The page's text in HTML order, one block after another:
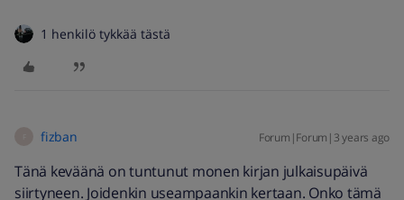
1 henkilö tykkää tästä
fizban Forum|Forum|3 years ago
Tänä keväänä on tuntunut monen kirjan julkaisupäivä
siirtyneen. Joidenkin useampaankin kertaan. Onko tämä